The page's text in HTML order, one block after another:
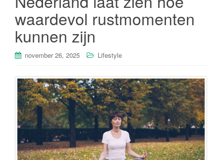
waardevol rustmomenten
kunnen zijn
november 26, 2025 Lifestyle